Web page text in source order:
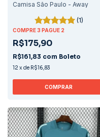
Camisa São Paulo - Away
(1)
COMPRE 3 PAGUE 2
R$175,90
R$161,83 com Boleto
12 xde R$16,83
COMPRAR